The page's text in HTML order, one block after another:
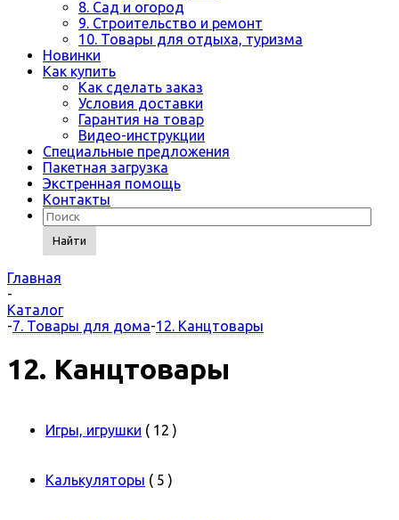
8. Сад и огород
9. Строительство и ремонт
10. Товары для отдыха, туризма
Новинки
Как купить
Как сделать заказ
Условия доставки
Гарантия на товар
Видео-инструкции
Специальные предложения
Пакетная загрузка
Экстренная помощь
Контакты
Найти
Главная
-
Каталог
-7. Товары для дома-12. Канцтовары
12. Канцтовары
Игры, игрушки ( 12 )
Калькуляторы ( 5 )